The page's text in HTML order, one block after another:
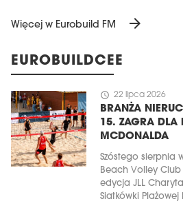
Więcej w Eurobuild FM arrow_forward
EUROBUILDCEE
schedule 22 lipca 2026
BRANŻA
15. ZAGRA DLA
MCDONALDA
Szóstego sierpnia
Beach Volley
edycja JLL
Siatkówki